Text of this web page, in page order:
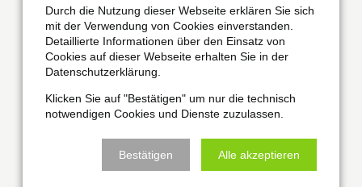
ZURÜCK
Durch die Nutzung dieser Webseite erklären Sie sich
mit der Verwendung von Cookies einverstanden.
Detaillierte Informationen über den Einsatz von
Cookies auf dieser Webseite erhalten Sie in der
Datenschutzerklärung.
Klicken Sie auf "Bestätigen" um nur die technisch
notwendigen Cookies und Dienste zuzulassen.
Bestätigen Alle akzeptieren